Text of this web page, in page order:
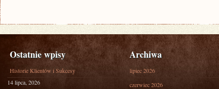
Ostatnie wpisy
Historie Klientów i Sukcesy
14 lipca, 2026
Archiwa
lipiec 2026
czerwiec 2026